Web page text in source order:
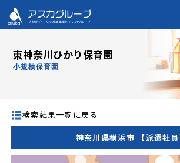
東神奈川ひかり保育園
小規模保育園
検索結果一覧に戻る
神奈川県横浜市 【派遣社員